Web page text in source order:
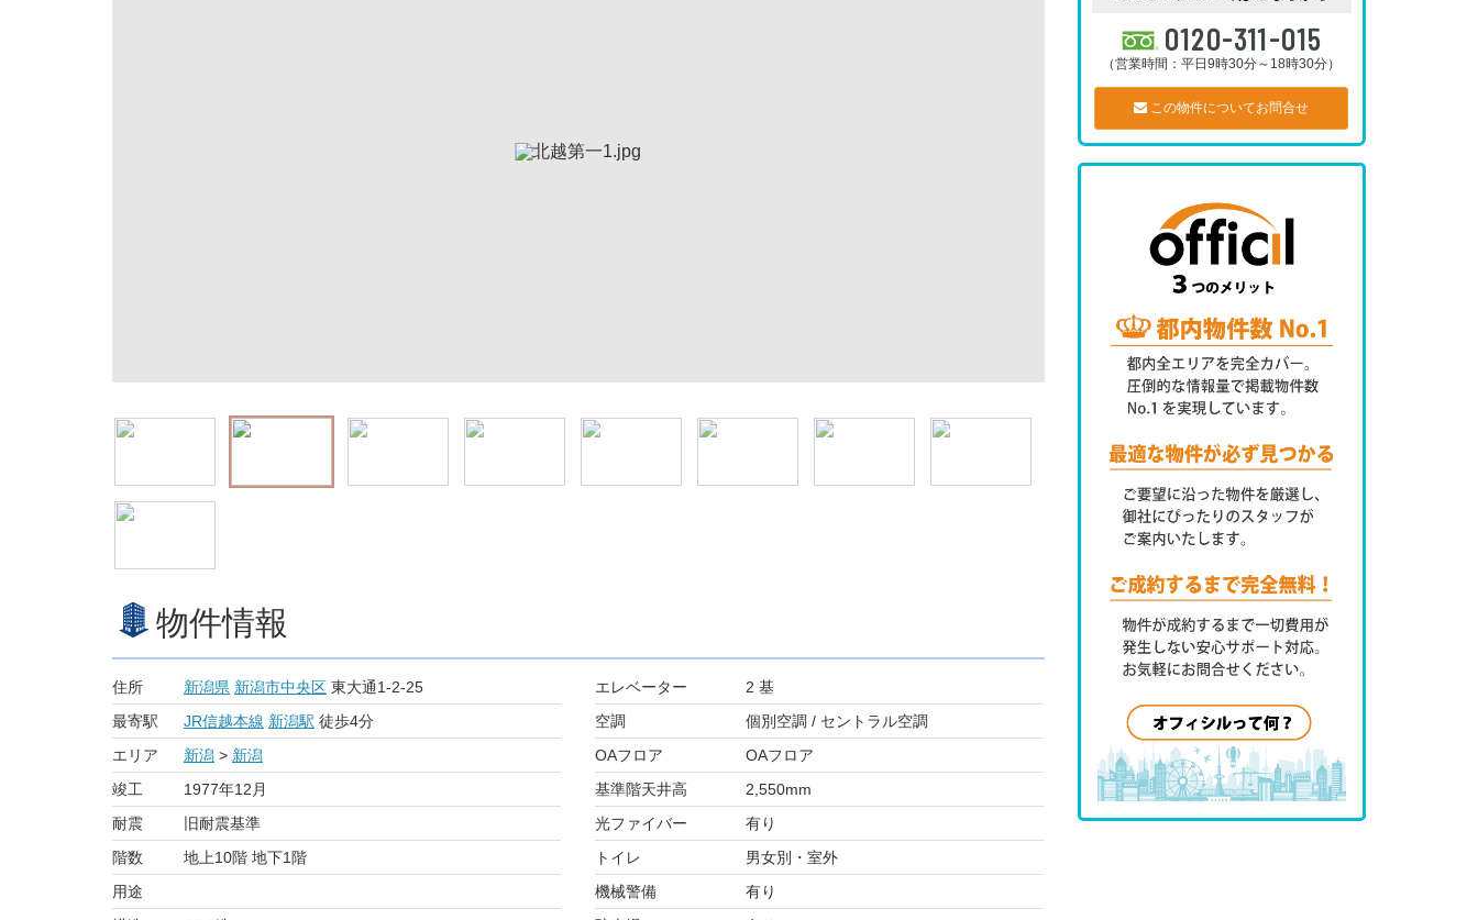
物件情報
住所 新潟県 新潟市中央区 東大通1-2-25
最寄駅
JR信越本線 新潟駅 徒歩4分
エリア
新潟 > 新潟
竣工
1977年12月
耐震
旧耐震基準
階数
地上10階 地下1階
用途
エレベーター
2 基
空調
個別空調 / セントラル空調
OAフロア
OAフロア
基準階天井高
2,550mm
光ファイバー
有り
トイレ
男女別・室外
機械警備
有り
0120-311-015
（営業時間：平日9時30分～18時30分）
この物件についてお問合せ